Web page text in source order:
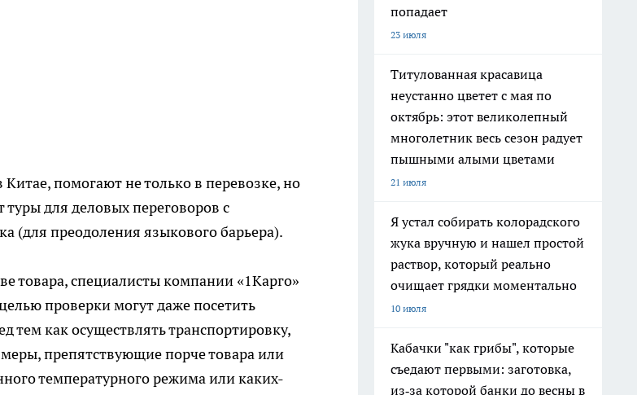
помогают не только в перевозке, но
для деловых переговоров с
(для преодоления языкового барьера).
товара, специалисты компании «1Карго»
проверки могут даже посетить
тем как осуществлять транспортировку,
препятствующие порче товара или
температурного режима или каких-
попадает
23 июля
Титулованная красавица
неустанно цветет с мая по
октябрь: этот великолепный
многолетник весь сезон радует
пышными алыми цветами
21 июля
Я устал собирать колорадского
жука вручную и нашел простой
раствор, который реально
очищает грядки моментально
10 июля
Кабачки "как грибы", которые
съедают первыми: заготовка,
из‑за которой банки до весны в